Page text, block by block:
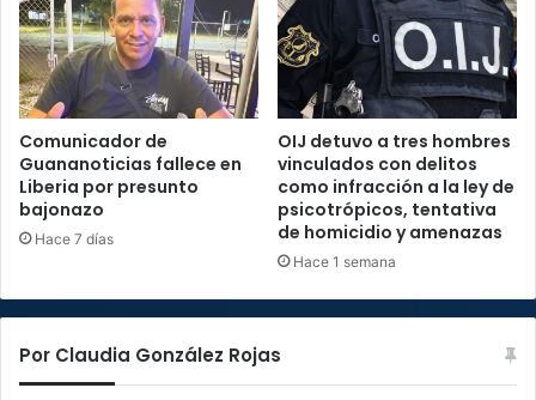
Comunicador de
Guananoticias fallece en
Liberia por presunto
bajonazo
Hace 7 días
OIJ detuvo a tres hombres
vinculados con delitos
como infracción a la ley de
psicotrópicos, tentativa
de homicidio y amenazas
Hace 1 semana
Por Claudia González Rojas